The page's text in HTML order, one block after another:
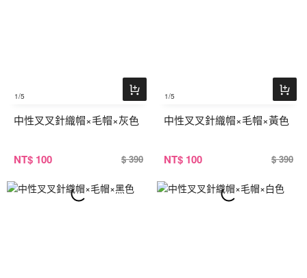
1/5
中性叉叉針織帽×毛帽×灰色
NT$ 100 $ 390
1/5
中性叉叉針織帽×毛帽×黃色
NT$ 100 $ 390